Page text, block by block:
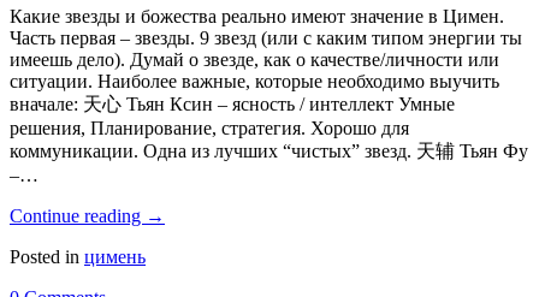
Какие звезды и божества реально имеют значение в Цимен.
Часть первая – звезды. 9 звезд (или с каким типом энергии ты
имеешь дело). Думай о звезде, как о качестве/личности или
ситуации. Наиболее важные, которые необходимо выучить
вначале: 天心 Тьян Ксин – ясность / интеллект Умные
решения, Планирование, стратегия. Хорошо для
коммуникации. Одна из лучших “чистых” звезд. 天辅 Тьян Фу
–…
Continue reading →
Posted in цимень